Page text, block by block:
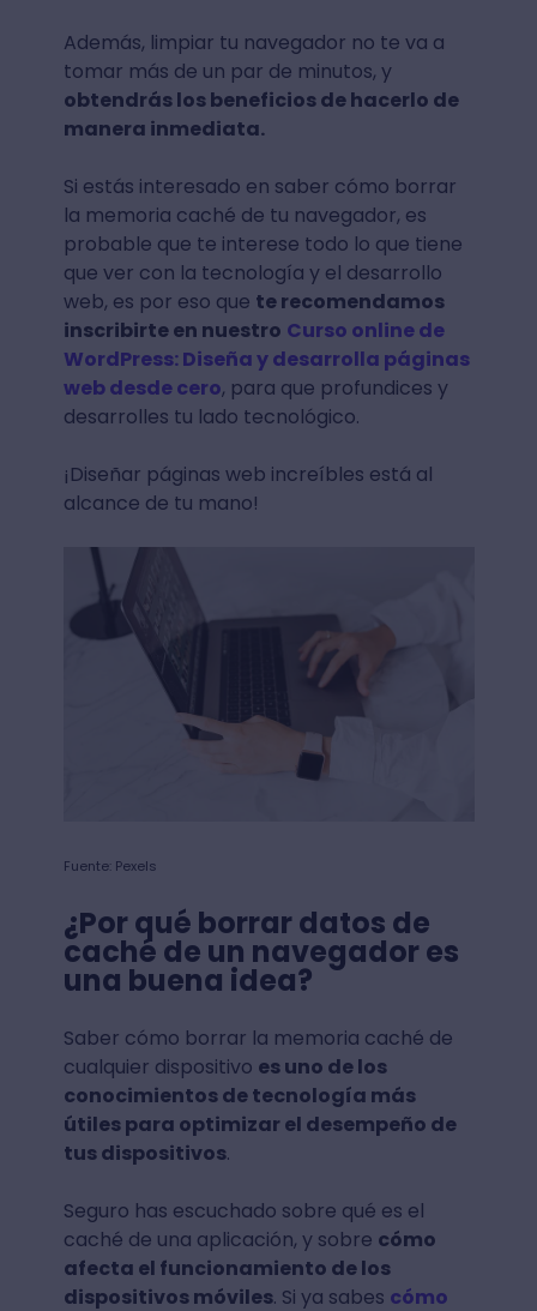
Además, limpiar tu navegador no te va a
tomar más de un par de minutos, y
obtendrás los beneficios de hacerlo de
manera inmediata.
Si estás interesado en saber cómo borrar
la memoria caché de tu navegador, es
probable que te interese todo lo que tiene
que ver con la tecnología y el desarrollo
web, es por eso que te recomendamos
inscribirte en nuestro Curso online de
WordPress: Diseña y desarrolla páginas
web desde cero, para que profundices y
desarrolles tu lado tecnológico.
¡Diseñar páginas web increíbles está al
alcance de tu mano!
Fuente: Pexels
¿Por qué borrar datos de
caché de un navegador es
una buena idea?
Saber cómo borrar la memoria caché de
cualquier dispositivo es uno de los
conocimientos de tecnología más
útiles para optimizar el desempeño de
tus dispositivos.
Seguro has escuchado sobre qué es el
caché de una aplicación, y sobre cómo
afecta el funcionamiento de los
dispositivos móviles. Si ya sabes cómo